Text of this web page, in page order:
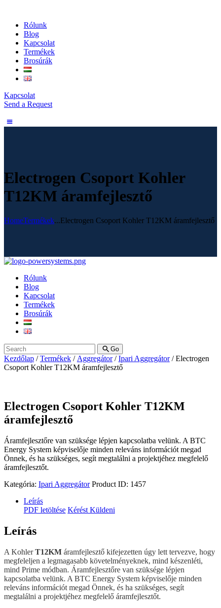
Rólunk
Blog
Kapcsolat
Termékek
Brosúrák
Kapcsolat
Send a Request
Electrogen Csoport Kohler
T12KM áramfejlesztő
HomeTermékek...Electrogen Csoport Kohler T12KM áramfejlesztő
Rólunk
Blog
Kapcsolat
Termékek
Brosúrák
Go
Kezdőlap /Termékek / Aggregátor/Ipari Aggregátor/ Electrogen
Csoport Kohler T12KM áramfejlesztő
Electrogen Csoport Kohler T12KM
áramfejlesztő
Áramfejlesztőre van szüksége lépjen kapcsolatba velünk. A BTC
Energy System képviselője minden releváns információt megad
Önnek, és ha szükséges, segít megtalálni a projektjéhez megfelelő
áramfejlesztőt.
Kategória: Ipari Aggregátor Product ID: 1457
Leírás
PDF letöltése Kérést Küldeni
Leírás
A KohlerT12KM áramfejlesztő kifejezetten úgy lett tervezve, hogy
megfeleljen a legmagasabb követelményeknek, mind készenléti,
mind Prime módban. Áramfejlesztőre van szüksége lépjen
kapcsolatba velünk. A BTC Energy System képviselője minden
releváns információt megad Önnek, és ha szükséges, segít
megtalálni a projektjéhez megfelelő áramfejlesztőt.